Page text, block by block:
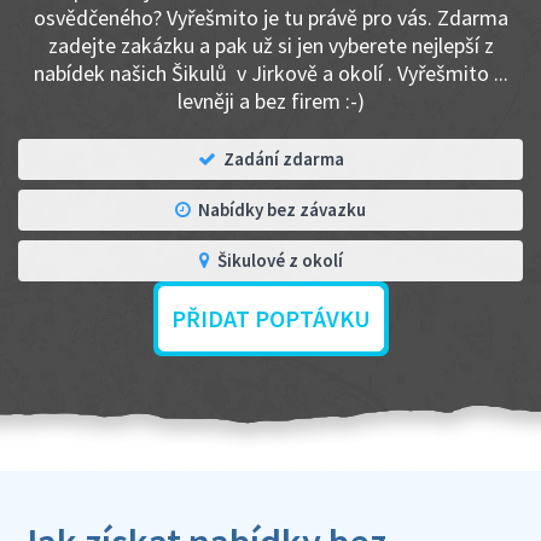
osvědčeného? Vyřešmito je tu právě pro vás. Zdarma
zadejte zakázku a pak už si jen vyberete nejlepší z
nabídek našich Šikulů v Jirkově a okolí . Vyřešmito ...
levněji a bez firem :-)
Zadání zdarma
Nabídky bez závazku
Šikulové z okolí
PŘIDAT POPTÁVKU